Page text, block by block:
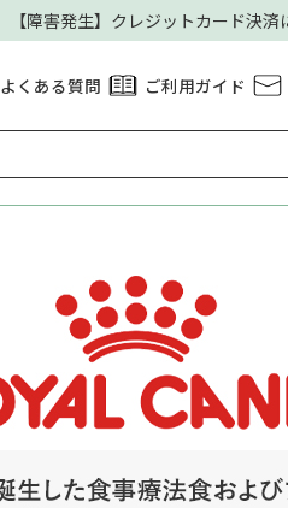
【障害発生】クレジットカード決済
よくある質問 ご利用ガイド